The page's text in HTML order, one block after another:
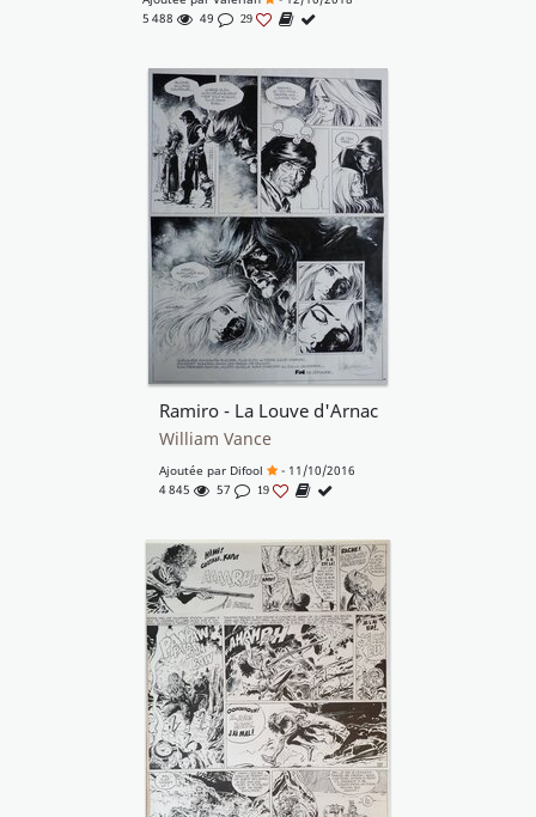
5 488
49 29
Ramiro - La Louve d'Arnac
William Vance
Ajoutée par Difool
- 11/10/2016
4 845
57 19